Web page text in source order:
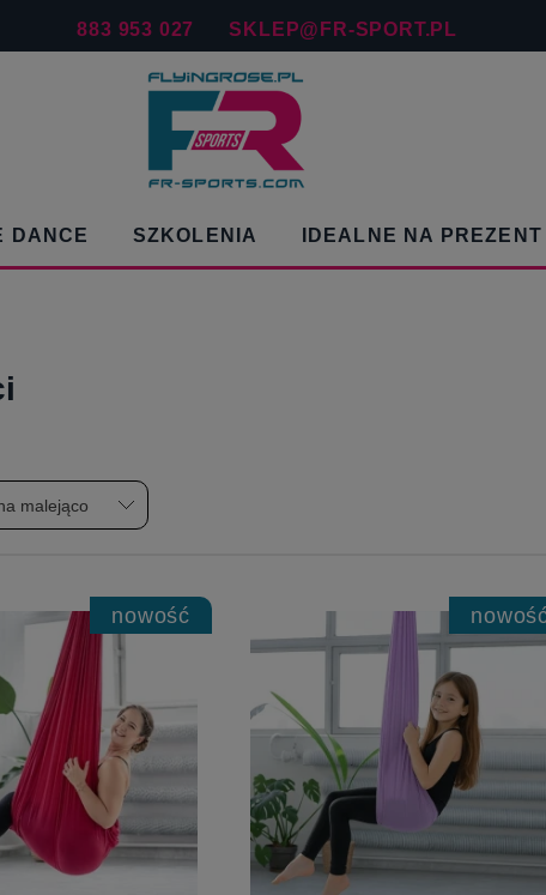
883 953 027 SKLEP@FR-SPORT.PL
DANCE SZKOLENIA IDEALNE NA PREZENT
malejąco
nowość